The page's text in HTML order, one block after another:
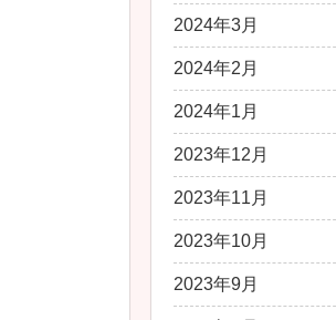
2024年3月
2024年2月
2024年1月
2023年12月
2023年11月
2023年10月
2023年9月